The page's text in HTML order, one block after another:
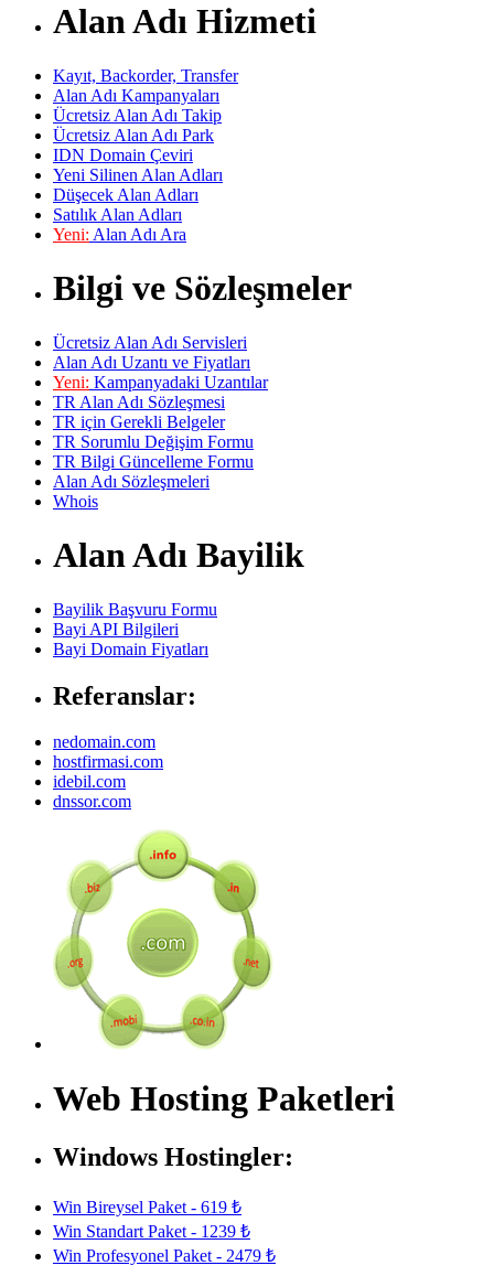
Alan Adı Hizmeti
Kayıt, Backorder, Transfer
Alan Adı Kampanyaları
Ücretsiz Alan Adı Takip
Ücretsiz Alan Adı Park
IDN Domain Çeviri
Yeni Silinen Alan Adları
Düşecek Alan Adları
Satılık Alan Adları
Yeni: Alan Adı Ara
Bilgi ve Sözleşmeler
Ücretsiz Alan Adı Servisleri
Alan Adı Uzantı ve Fiyatları
Yeni: Kampanyadaki Uzantılar
TR Alan Adı Sözleşmesi
TR için Gerekli Belgeler
TR Sorumlu Değişim Formu
TR Bilgi Güncelleme Formu
Alan Adı Sözleşmeleri
Whois
Alan Adı Bayilik
Bayilik Başvuru Formu
Bayi API Bilgileri
Bayi Domain Fiyatları
Referanslar:
nedomain.com
hostfirmasi.com
idebil.com
dnssor.com
Web Hosting Paketleri
Windows Hostingler:
Win Bireysel Paket - 619 ₺
Win Standart Paket - 1239 ₺
Win Profesyonel Paket - 2479 ₺